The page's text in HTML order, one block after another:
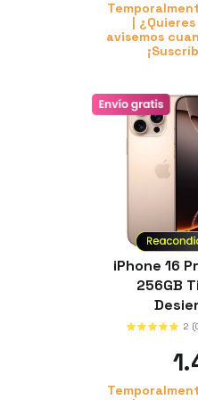
|
avisemos
iPhone 16
256GB
2